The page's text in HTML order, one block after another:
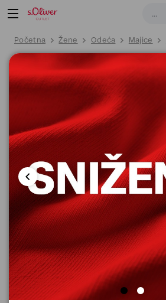
Početna Žene Odeća Majice